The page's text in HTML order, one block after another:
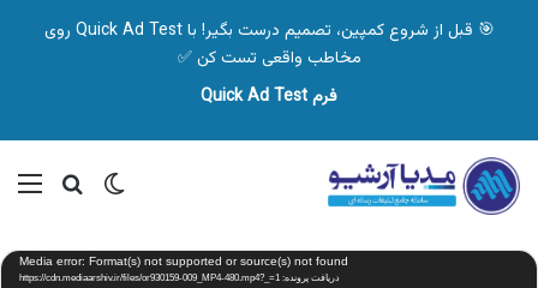
🎯 قبل از شروع کمپین، تصمیم درست بگیر! با Quick Ad Test روی
مخاطب واقعی تست کن ✅
فرم Quick Ad Test
تغییر پوسته
نمایشگر
ویدیو Media error: Format(s) not supported or source(s) not found
دریافت پرونده: https://cdn.mediaarshiv.ir/files/or930159-009_MP4-480.mp4?_=1